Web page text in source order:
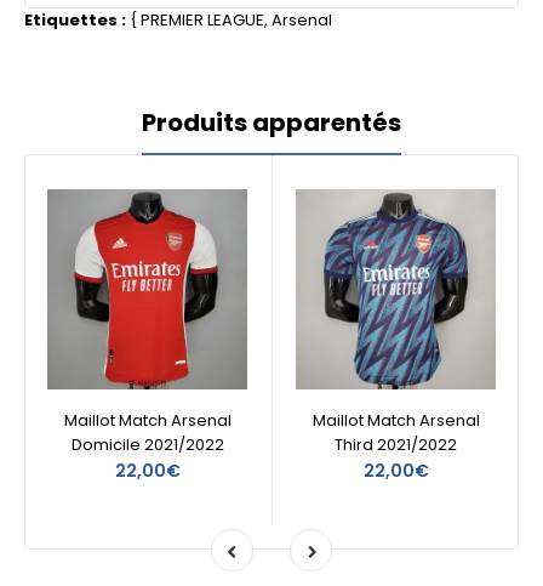
Etiquettes : {PREMIER LEAGUE, Arsenal
Produits apparentés
Maillot Match Arsenal
Domicile 2021/2022
22,00€
Maillot Match Arsenal
Third 2021/2022
22,00€